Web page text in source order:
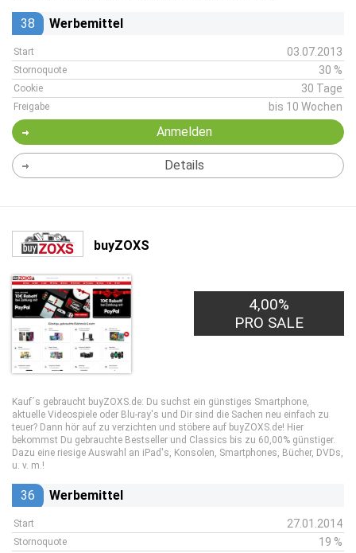
38 Werbemittel
Start 03.07.2013
Stornoquote 30 %
Cookie 30 Tage
Freigabe bis 10 Wochen
Anmelden
Details
buyZOXS
4,00%
PRO SALE
Kauf´s gebraucht buyZOXS.de: Du suchst ein günstiges Smartphone,
aktuelle Videospiele oder Blu-ray's und Dir sind die Sachen neu einfach zu
teuer? Dann hör auf zu verzichten und stöbere auf buyZOXS.de! Hier
bekommst Du gebrauchte Bestseller und Classics bis zu 60,00% günstiger.
Dazu eine riesige Auswahl an iPad's, Konsolen, Smartphones, Bücher, DVDs,
u. v. m.!
36 Werbemittel
Start 27.01.2014
Stornoquote 19 %